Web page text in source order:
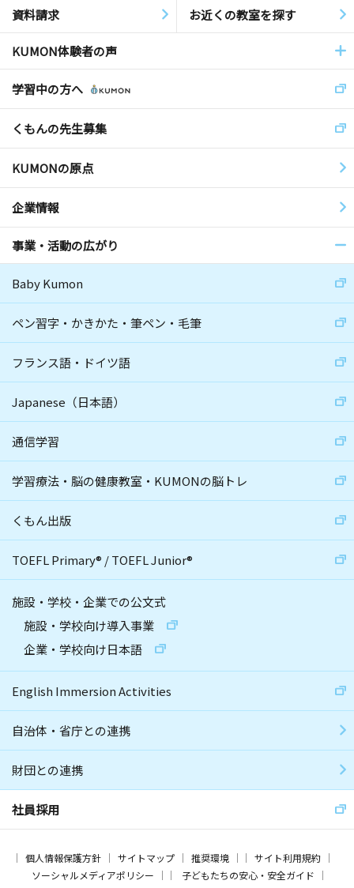
資料請求 お近くの教室を探す
KUMON体験者の声
学習中の方へ
くもんの先生募集
KUMONの原点
企業情報
事業・活動の広がり
Baby Kumon
ペン習字・かきかた・筆ペン・毛筆
フランス語・ドイツ語
Japanese（日本語）
通信学習
学習療法・脳の健康教室・KUMONの脳トレ
くもん出版
TOEFL Primary® /TOEFL Junior®
施設・学校・企業での公文式
施設・学校向け導入事業
企業・学校向け日本語
English Immersion Activities
自治体・省庁との連携
財団との連携
社員採用
個人情報保護方針 サイトマップ 推奨環境
サイト利用規約
ソーシャルメディアポリシー
子どもたちの安心・安全ガイド